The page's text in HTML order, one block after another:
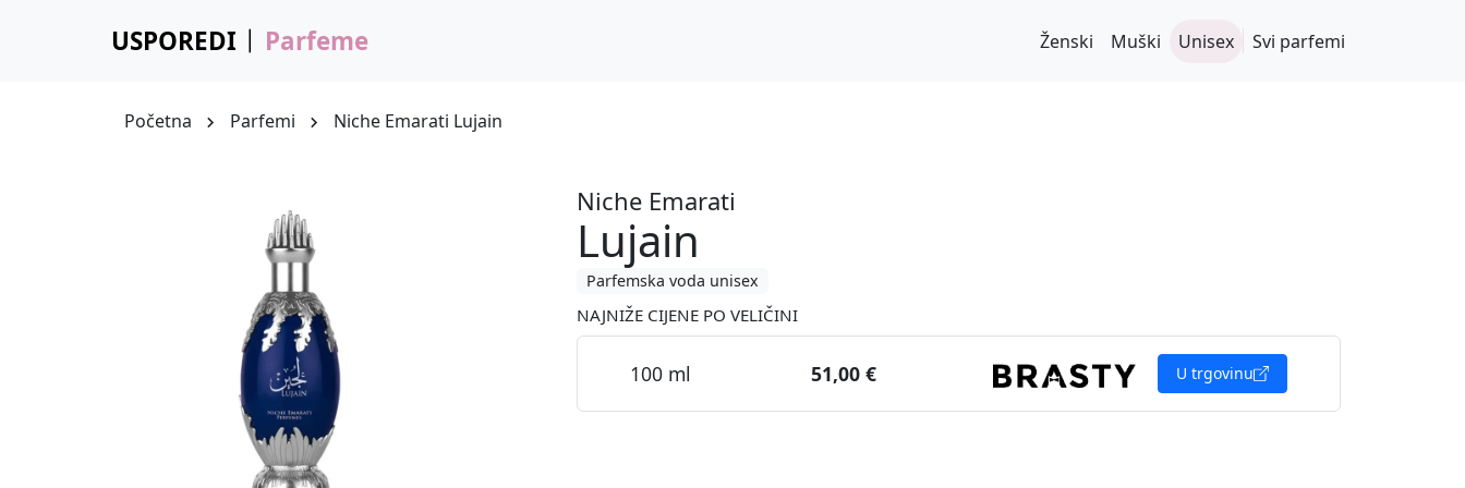
USPOREDI Parfeme Ženski Muški Unisex Svi parfemi
Početna Parfemi Niche Emarati Lujain
Niche Emarati
Lujain
Parfemska voda unisex
NAJNIŽE CIJENE PO VELIČINI
100 ml 51,00 € U trgovinu